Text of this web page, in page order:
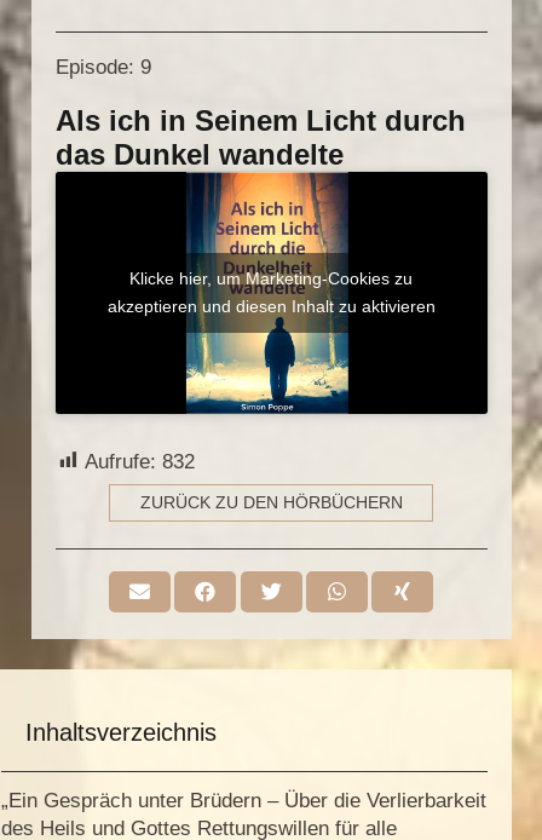
Episode: 9
Als ich in Seinem Licht durch
das Dunkel wandelte
Klicke hier, um Marketing-Cookies zu
akzeptieren und diesen Inhalt zu aktivieren
Aufrufe: 832
ZURÜCK ZU DEN HÖRBÜCHERN
Inhaltsverzeichnis
„Ein Gespräch unter Brüdern – Über die Verlierbarkeit
des Heils und Gottes Rettungswillen für alle